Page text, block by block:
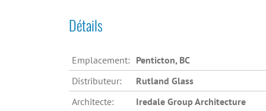
Détails
Emplacement: Penticton, BC
Distributeur:
Rutland Glass
Architecte:
Iredale Group Architecture